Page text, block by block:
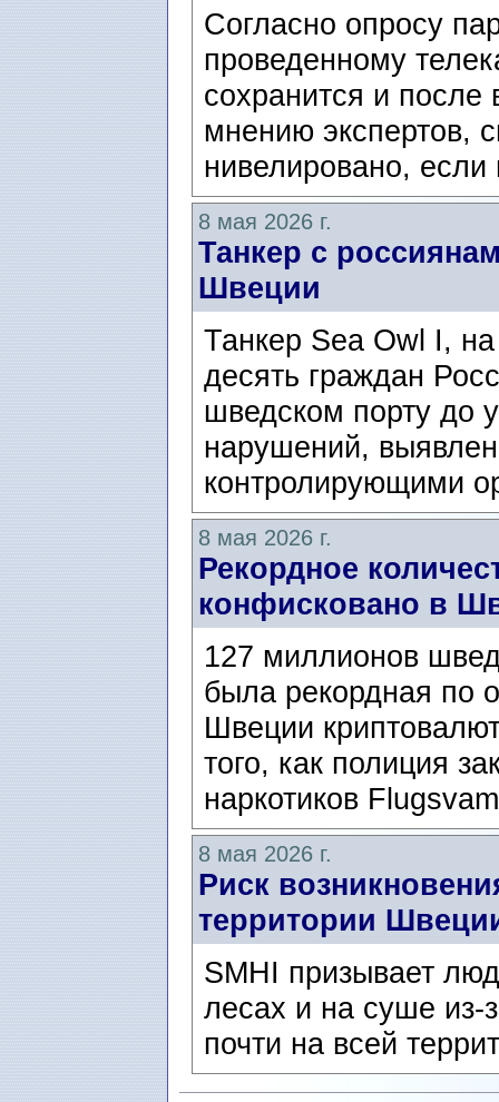
Согласно опросу
проведенному
сохранится и
мнению экспертов,
нивелировано,
8 мая 2026 г.
Танкер с
Швеции
Танкер Sea Owl I, на
десять граждан
шведском порту до
нарушений,
контролирующими
8 мая 2026 г.
Рекордное
конфисковано в
127 миллионов
была рекордная по
Швеции
того, как полиция
наркотиков
8 мая 2026 г.
Риск
территории
SMHI призывает
лесах и на суше из-
почти на всей